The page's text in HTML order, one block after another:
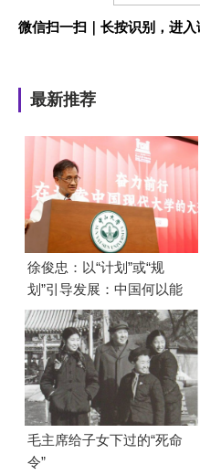
微信扫一扫｜长按识别，进
最新推荐
徐俊忠：以“计划”或“规
划”引导发展：中国何以能
够成功
毛主席给子女下过的“死命
令”